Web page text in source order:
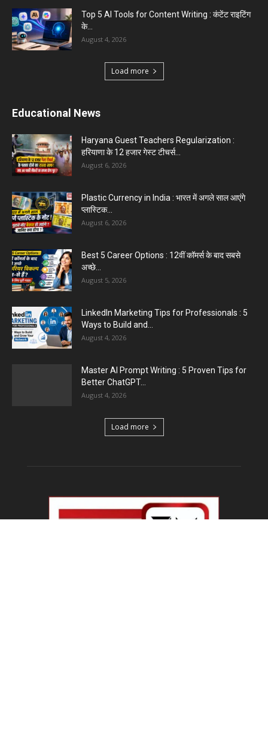
Top 5 AI Tools for Content Writing : कंटेंट राइटिंग
के...
August 4, 2026
Load more
Educational News
Haryana Guest Teachers Regularization :
हरियाणा के 12 हजार गेस्ट टीचर्स...
August 6, 2026
Plastic Currency in India : भारत में अगले साल आएंगे
प्लास्टिक...
August 6, 2026
Best 5 Career Options : 12वीं कॉमर्स के बाद सबसे
अच्छे...
August 5, 2026
LinkedIn Marketing Tips for Professionals : 5
Ways to Build and...
August 4, 2026
Master AI Prompt Writing : 5 Proven Tips for
Better ChatGPT...
August 4, 2026
Load more